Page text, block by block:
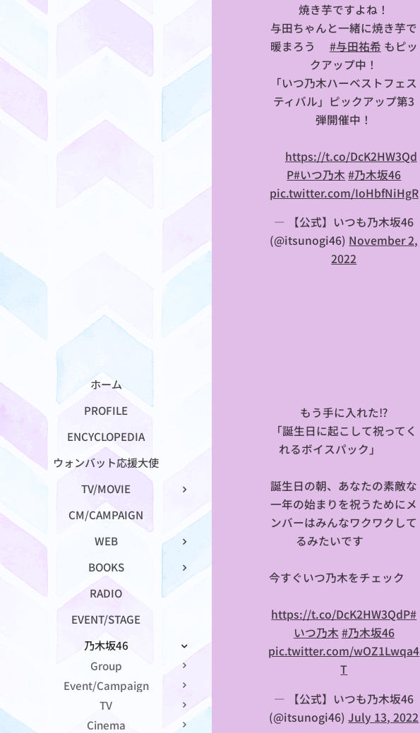
ホーム
PROFILE
ENCYCLOPEDIA
ウォンバット応援大使
TV/MOVIE
CM/CAMPAIGN
WEB
BOOKS
RADIO
EVENT/STAGE
乃木坂46
Group
Event/Campaign
TV
Cinema
焼き芋ですよね！
与田ちゃんと一緒に焼き芋で
暖まろう🍠 #与田祐希 もピッ
クアップ中！
「いつ乃木ハーベストフェス
ティバル」ピックアップ第3
弾開催中！
https://t.co/DcK2HW3Qd
P#いつ乃木 #乃木坂46
pic.twitter.com/IoHbfNiHgR
— 【公式】いつも乃木坂46
(@itsunogi46) November 2,
2022
もう手に入れた⁉️
「誕生日に起こして祝ってく
れるボイスパック」🎁🎉
誕生日の朝、あなたの素敵な
一年の始まりを祝うためにメ
ンバーはみんなワクワクして
るみたいです😆💗
今すぐいつ乃木をチェック👇
https://t.co/DcK2HW3QdP#
いつ乃木 #乃木坂46
pic.twitter.com/wOZ1Lwqa4
T
— 【公式】いつも乃木坂46
(@itsunogi46)July 13, 2022